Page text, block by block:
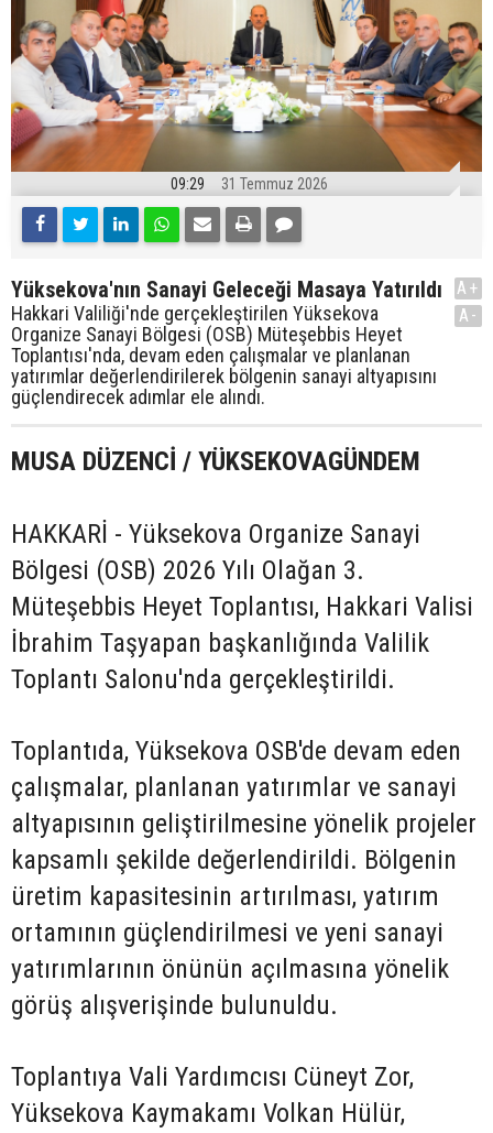
09:29 31 Temmuz 2026
Yüksekova'nın Sanayi Geleceği Masaya Yatırıldı
Hakkari Valiliği'nde gerçekleştirilen Yüksekova
Organize Sanayi Bölgesi (OSB) Müteşebbis Heyet
Toplantısı'nda, devam eden çalışmalar ve planlanan
yatırımlar değerlendirilerek bölgenin sanayi altyapısını
güçlendirecek adımlar ele alındı.
A+
A-
MUSA DÜZENCİ / YÜKSEKOVAGÜNDEM
HAKKARİ - Yüksekova Organize Sanayi
Bölgesi (OSB) 2026 Yılı Olağan 3.
Müteşebbis Heyet Toplantısı, Hakkari Valisi
İbrahim Taşyapan başkanlığında Valilik
Toplantı Salonu'nda gerçekleştirildi.
Toplantıda, Yüksekova OSB'de devam eden
çalışmalar, planlanan yatırımlar ve sanayi
altyapısının geliştirilmesine yönelik projeler
kapsamlı şekilde değerlendirildi. Bölgenin
üretim kapasitesinin artırılması, yatırım
ortamının güçlendirilmesi ve yeni sanayi
yatırımlarının önünün açılmasına yönelik
görüş alışverişinde bulunuldu.
Toplantıya Vali Yardımcısı Cüneyt Zor,
Yüksekova Kaymakamı Volkan Hülür,